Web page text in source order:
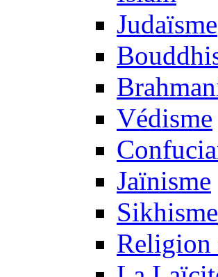
Judaïsme
Védisme
Jaïnisme
Sikhisme
Religion